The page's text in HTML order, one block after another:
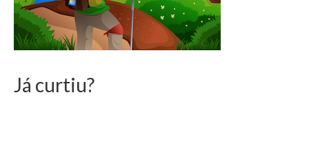
Já curtiu?